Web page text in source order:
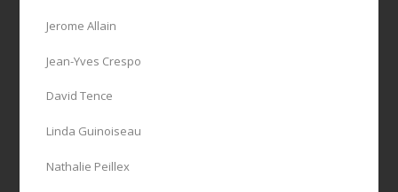
Jerome Allain
Jean-Yves Crespo
David Tence
Linda Guinoiseau
Nathalie Peillex